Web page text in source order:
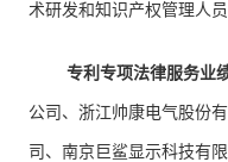
术研发和知识产权管理人员
专利专项法律服务业绩
公司、浙江帅康电气股份
司、南京巨鲨显示科技有